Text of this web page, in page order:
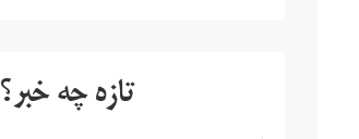
تازه چه خبر؟